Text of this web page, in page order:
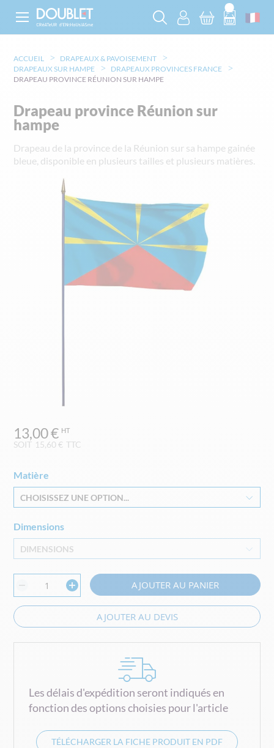
ACCUEIL
DRAPEAUX & PAVOISEMENT
DRAPEAUX SUR HAMPE
DRAPEAUX PROVINCES FRANCE
DRAPEAU PROVINCE RÉUNION SUR HAMPE
SOIT 15,60 € TTC
13,00 €
Matière
CHOISISSEZ UNE OPTION...
Dimensions
DIMENSIONS
AJOUTER AU PANIER
AJOUTER AU DEVIS
Les délais d'expédition seront indiqués en
fonction des options choisies pour l'article
TÉLÉCHARGER LA FICHE PRODUIT EN PDF
Drapeau province Réunion sur
hampe
Drapeau de la province de la Réunion sur sa hampe gainée
bleue, disponible en plusieurs tailles et plusieurs matières.
to
the
the
gallery